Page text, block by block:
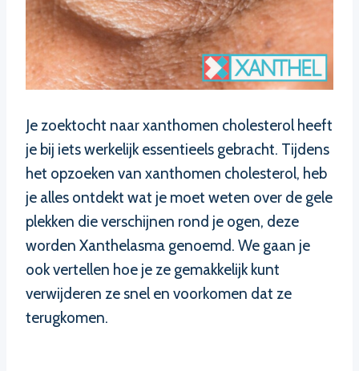
Je zoektocht naar xanthomen cholesterol heeft
je bij iets werkelijk essentieels gebracht. Tijdens
het opzoeken van xanthomen cholesterol, heb
je alles ontdekt wat je moet weten over de gele
plekken die verschijnen rond je ogen, deze
worden Xanthelasma genoemd. We gaan je
ook vertellen hoe je ze gemakkelijk kunt
verwijderen ze snel en voorkomen dat ze
terugkomen.